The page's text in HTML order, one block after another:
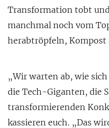
Transformation tobt
manchmal noch vom
herabtröpfeln, Kompost
„Wir warten ab, wie
die Tech-Giganten, die
transformierenden
kassieren euch. „Das